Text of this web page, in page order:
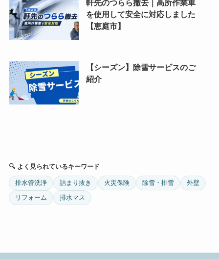
軒先のつらら撤去｜高所作業車
を使用して安全に対応しました
【恵庭市】
【シーズン】除雪サービスのご
紹介
🔍 よく見られているキーワード
排水管洗浄 詰まり抜き 火災保険 除雪・排雪
外壁
リフォーム
排水マス